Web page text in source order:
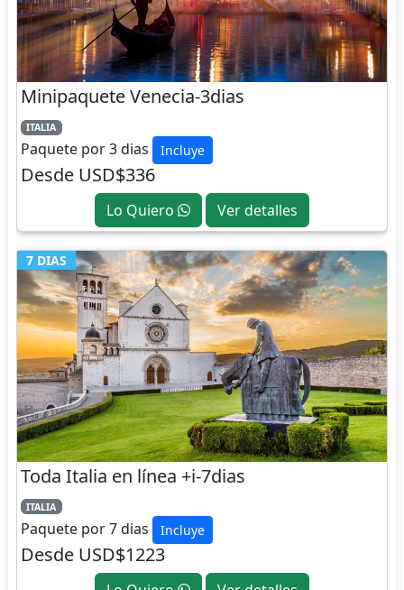
Minipaquete Venecia-3dias
ITALIA
Paquete por 3 dias Incluye
Desde USD$336
Lo Quiero Ver detalles
7 DIAS
Toda Italia en línea +i-7dias
ITALIA
Paquete por 7 dias Incluye
Desde USD$1223